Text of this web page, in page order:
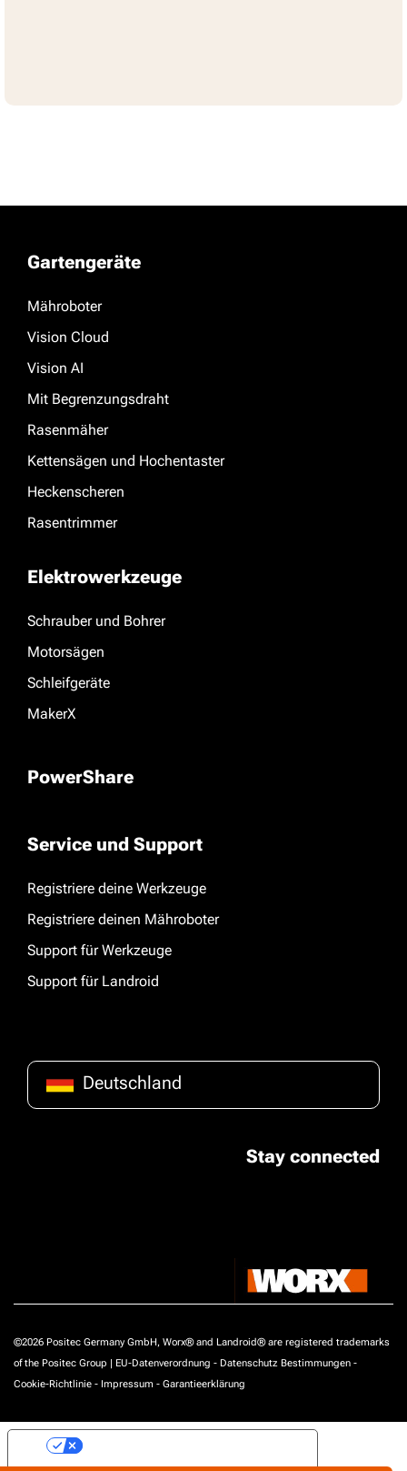
Gartengeräte
Mähroboter
Vision Cloud
Vision AI
Mit Begrenzungsdraht
Rasenmäher
Kettensägen und Hochentaster
Heckenscheren
Rasentrimmer
Elektrowerkzeuge
Schrauber und Bohrer
Motorsägen
Schleifgeräte
MakerX
PowerShare
Service und Support
Registriere deine Werkzeuge
Registriere deinen Mähroboter
Support für Werkzeuge
Support für Landroid
Deutschland
Stay connected
©2026 Positec Germany GmbH, Worx® and Landroid® are registered trademarks
of the Positec Group | EU-Datenverordnung - Datenschutz Bestimmungen -
Cookie-Richtlinie - Impressum - Garantieerklärung
Ihre Datenschutzeinstellungen